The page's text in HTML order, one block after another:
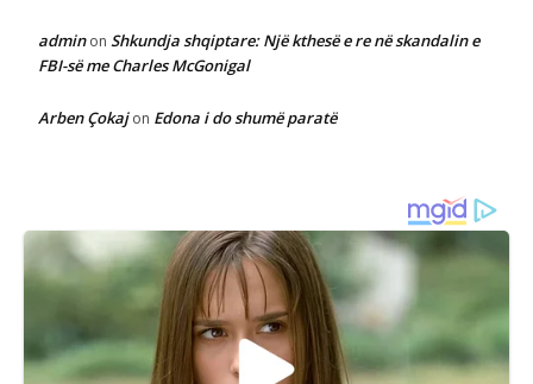
adminon Shkundja shqiptare: Një kthesë e re në skandalin e
FBI-së me Charles McGonigal
Arben Çokajon Edona i do shumë paratë